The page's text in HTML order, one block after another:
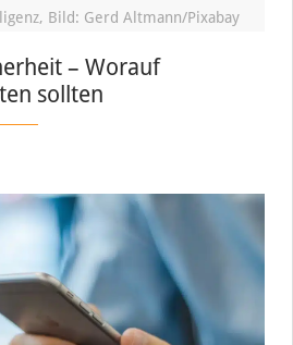
Bild: Gerd Altmann/Pixabay
– Worauf
sollten